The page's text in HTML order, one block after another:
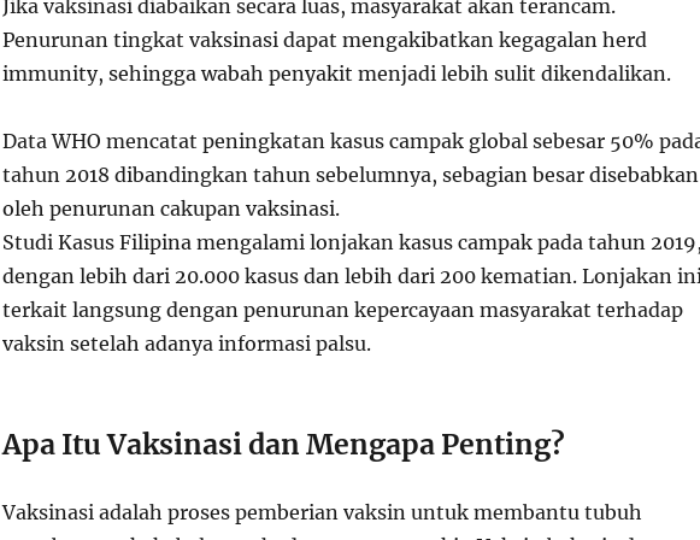
Jika vaksinasi diabaikan secara luas, masyarakat akan terancam.
Penurunan tingkat vaksinasi dapat mengakibatkan kegagalan herd
immunity, sehingga wabah penyakit menjadi lebih sulit dikendalikan.
Data WHO mencatat peningkatan kasus campak global sebesar 50%
tahun 2018 dibandingkan tahun sebelumnya, sebagian besar disebabkan
oleh penurunan cakupan vaksinasi.
Studi KasusFilipina mengalami lonjakan kasus campak pada tahun 2019,
dengan lebih dari 20.000 kasus dan lebih dari 200 kematian. Lonjakan
terkait langsung dengan penurunan kepercayaan masyarakat terhadap
vaksin setelah adanya informasi palsu.
Apa Itu Vaksinasi dan Mengapa Penting?
Vaksinasi adalah proses pemberian vaksin untuk membantu tubuh